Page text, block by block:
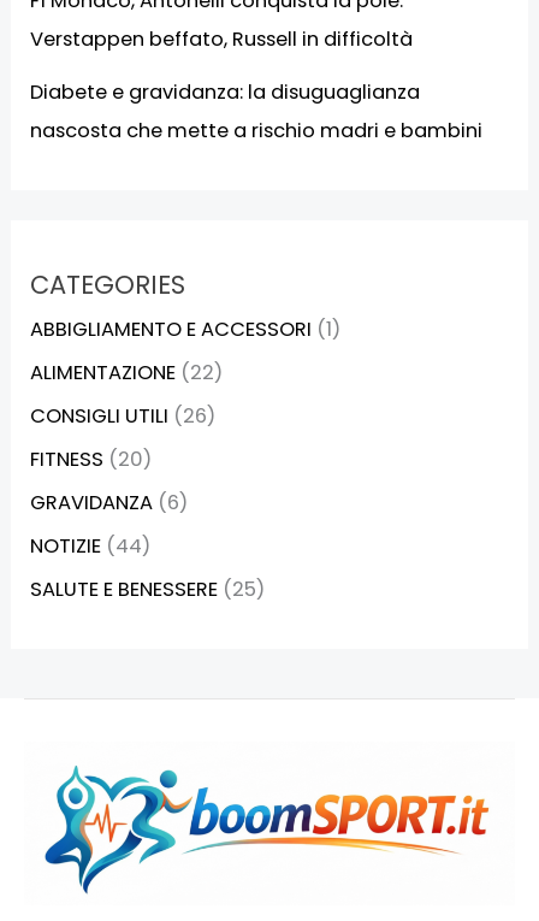
Verstappen beffato, Russell in difficoltà
Diabete e gravidanza: la disuguaglianza
nascosta che mette a rischio madri e bambini
CATEGORIES
ABBIGLIAMENTO E ACCESSORI (1)
ALIMENTAZIONE (22)
CONSIGLI UTILI (26)
FITNESS (20)
GRAVIDANZA (6)
NOTIZIE (44)
SALUTE E BENESSERE (25)